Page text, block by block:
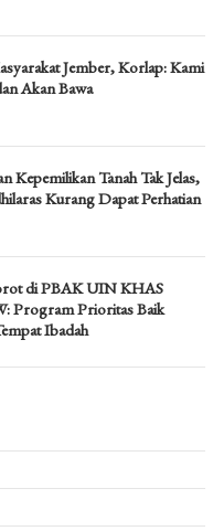
Jember, Korlap: Kami
Akan Bawa
Kepemilikan Tanah Tak Jelas,
Kurang Dapat Perhatian
di PBAK UIN KHAS
Program Prioritas Baik
Ibadah